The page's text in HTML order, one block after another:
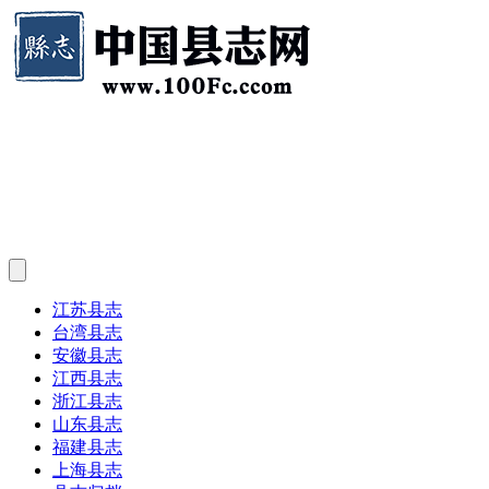
江苏县志
台湾县志
安徽县志
江西县志
浙江县志
山东县志
福建县志
上海县志